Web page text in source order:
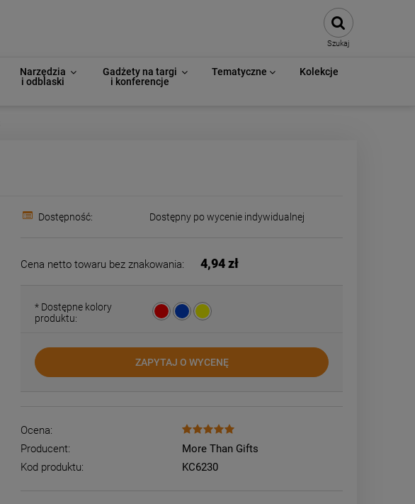
Szukaj
Narzędzia
i odblaski
Gadżety na targi
i konferencje
Tematyczne Kolekcje
Dostępność: Dostępny po wycenie indywidualnej
Cena netto towaru bez znakowania: 4,94 zł
* Dostępne kolory
produktu:
ZAPYTAJ O WYCENĘ
Ocena:
Producent:
More Than Gifts
Kod produktu:
KC6230